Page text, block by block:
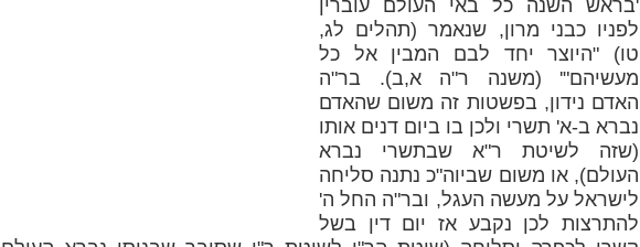
'בראש השנה כל באי העולם עוברין
לפניו כבני מרון, שנאמר (תהלים לג,
טו) "היוצר יחד לבם המבין אל כל
מעשיהם"' (משנה ר"ה א,ב). בר"ה
האדם נידון, בפשטות זה משום שהאדם
נברא ב-א' תשרי ולכן בו ביום דנים אותו
(שזה לשיטת ר"א שבתשרי נברא
העולם), או משום שביוה"כ נתנה סליחה
לישראל על מעשה העגל, ובר"ה החל ה'
להתרצות לכן נקבע אז יום דין בשל